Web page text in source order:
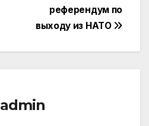
референдум по
выходу из НАТО
admin